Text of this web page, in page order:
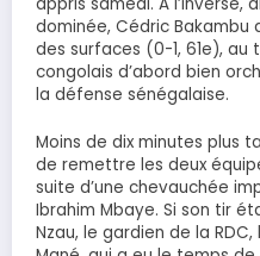
dominée, Cédric
des surfaces (0-1, 61e), au
congolais d’abord bien
la défense sénégalaise.
Moins de dix minutes plus
de remettre les deux
suite d’une chevauchée
Ibrahim Mbaye. Si son tir
Nzau, le gardien de la